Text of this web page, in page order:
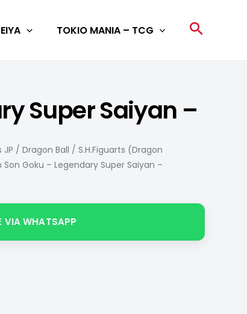
TOKIO MANIA – TCG Search
Super Saiyan –
/Dragon Ball /S.H.Figuarts (Dragon
Son Goku – Legendary Super Saiyan –
VIA WHATSAPP